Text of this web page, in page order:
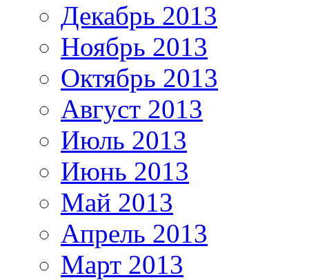
Декабрь 2013
Ноябрь 2013
Октябрь 2013
Август 2013
Июль 2013
Июнь 2013
Май 2013
Апрель 2013
Март 2013